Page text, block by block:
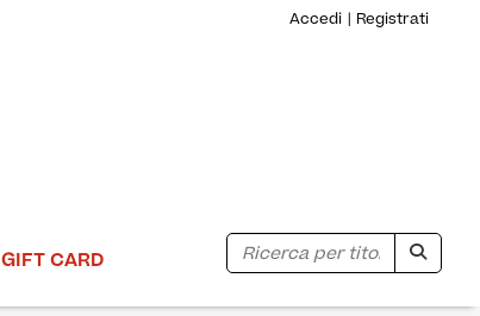
Accedi Registrati
GIFT CARD
Ricerca